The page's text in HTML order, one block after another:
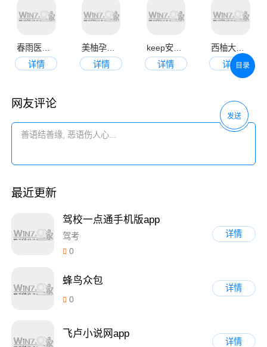
春雨医生app最新版本
详情
美柚孕期app
详情
keep安卓版
详情
详情
网友评论
发送
最近更新
驾校一点通手机版app
驾考
0
详情
蜂鸟众包
0
详情
飞卢小说网app
详情
目录